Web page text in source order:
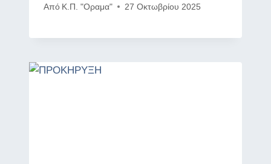
Από Κ.Π. "Οραμα" 27 Οκτωβρίου 2025